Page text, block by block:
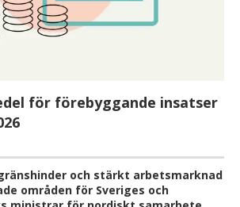
för förebyggande insatser
och stärkt arbetsmarknad
områden för Sveriges och